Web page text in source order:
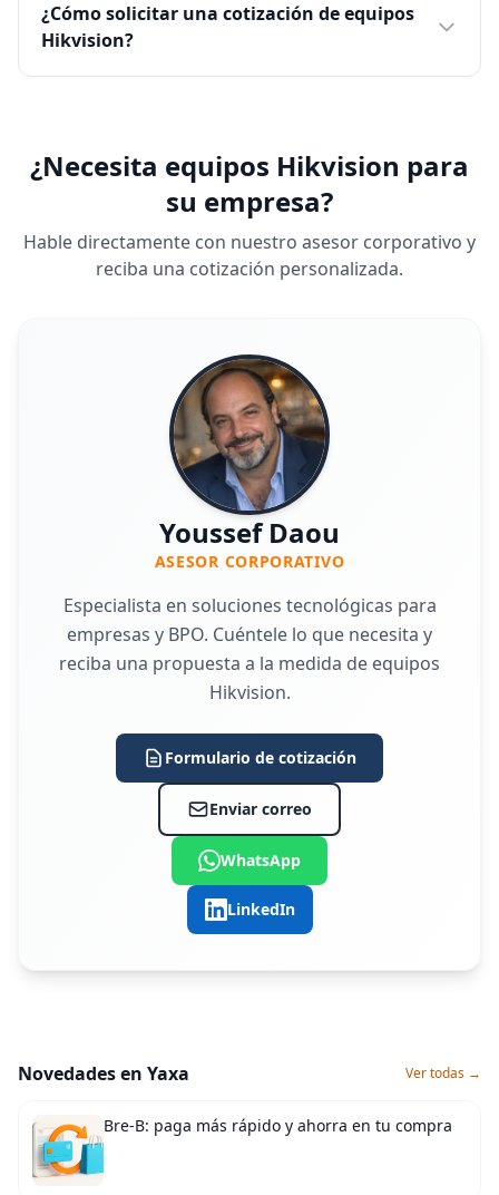
¿Cómo solicitar una cotización de equipos
Hikvision?
¿Necesita equipos Hikvision para
su empresa?
Hable directamente con nuestro asesor corporativo y
reciba una cotización personalizada.
Youssef Daou
ASESOR CORPORATIVO
Especialista en soluciones tecnológicas para
empresas y BPO. Cuéntele lo que necesita y
reciba una propuesta a la medida de equipos
Hikvision.
Formulario de cotización
Enviar correo
WhatsApp
LinkedIn
Novedades en Yaxa Ver todas →
Bre-B: paga más rápido y ahorra en tu compra